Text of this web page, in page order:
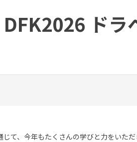
ドラ
て、今年もたくさんの学びと力をいた